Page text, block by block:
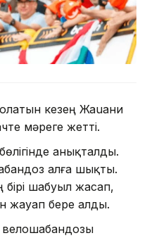
кезең Жаuани
мәреге жетті.
анықталды.
алға шықты.
шабуыл жасап,
жауап бере алды.